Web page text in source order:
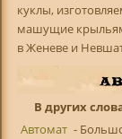
куклы,
машущие
в Женеве и
В других
Автомат -